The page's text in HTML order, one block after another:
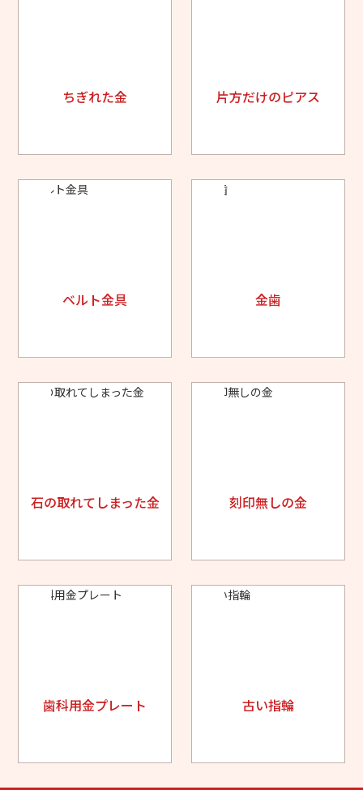
ちぎれた金 片方だけのピアス
ベルト金具 金歯
石の取れてしまった金 刻印無しの金
歯科用金プレート 古い指輪